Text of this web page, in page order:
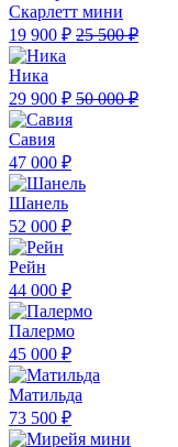
Скарлетт мини
19 900 ₽ 25 500 ₽
Ника
29 900 ₽ 50 000 ₽
Савия
47 000 ₽
Шанель
52 000 ₽
Рейн
44 000 ₽
Палермо
45 000 ₽
Матильда
73 500 ₽